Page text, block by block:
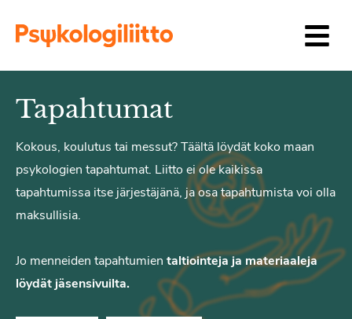
Tapahtumat
Kokous, koulutus tai messut? Täältä löydät koko maan
psykologien tapahtumat. Liitto ei ole kaikissa
tapahtumissa itse järjestäjänä, ja osa tapahtumista voi olla
maksullisia.
Jo menneiden tapahtumien taltiointeja ja materiaaleja
löydät jäsensivuilta.